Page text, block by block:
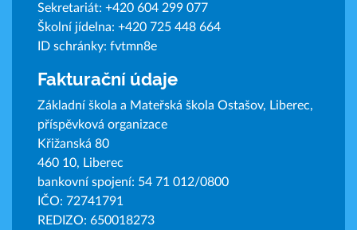
Sekretariát: +420 604 299 077
Školní jídelna: +420 725 448 664
ID schránky: fvtmn8e
Fakturační údaje
Základní škola a Mateřská škola Ostašov, Liberec,
příspěvková organizace
Křižanská 80
460 10, Liberec
bankovní spojení: 54 71 012/0800
IČO: 72741791
REDIZO: 650018273